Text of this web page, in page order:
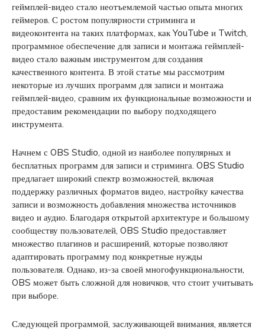
геймплей-видео стало неотъемлемой частью опыта многих
геймеров. С ростом популярности стриминга и
видеоконтента на таких платформах, как YouTube и Twitch,
программное обеспечение для записи и монтажа геймплей-
видео стало важным инструментом для создания
качественного контента. В этой статье мы рассмотрим
некоторые из лучших программ для записи и монтажа
геймплей-видео, сравним их функциональные возможности и
предоставим рекомендации по выбору подходящего
инструмента.
Начнем с OBS Studio, одной из наиболее популярных и
бесплатных программ для записи и стриминга. OBS Studio
предлагает широкий спектр возможностей, включая
поддержку различных форматов видео, настройку качества
записи и возможность добавления множества источников
видео и аудио. Благодаря открытой архитектуре и большому
сообществу пользователей, OBS Studio предоставляет
множество плагинов и расширений, которые позволяют
адаптировать программу под конкретные нужды
пользователя. Однако, из-за своей многофункциональности,
OBS может быть сложной для новичков, что стоит учитывать
при выборе.
Следующей программой, заслуживающей внимания, является